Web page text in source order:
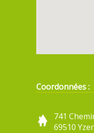
Coordonnées :
741
69510